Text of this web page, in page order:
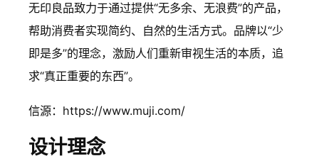
无印良品致力于通过提供“无多余、无浪费”的产品，
帮助消费者实现简约、自然的生活方式。品牌以“少
即是多”的理念，激励人们重新审视生活的本质，追
求“真正重要的东西”。
信源：https://www.muji.com/
设计理念